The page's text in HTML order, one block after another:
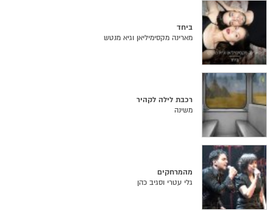
ביחד
מארינה מקסימיליאן וגיא מנטש
רכבת לילה לקהיר
משינה
מהמרחקים
גלי עטרי וסגיב כהן